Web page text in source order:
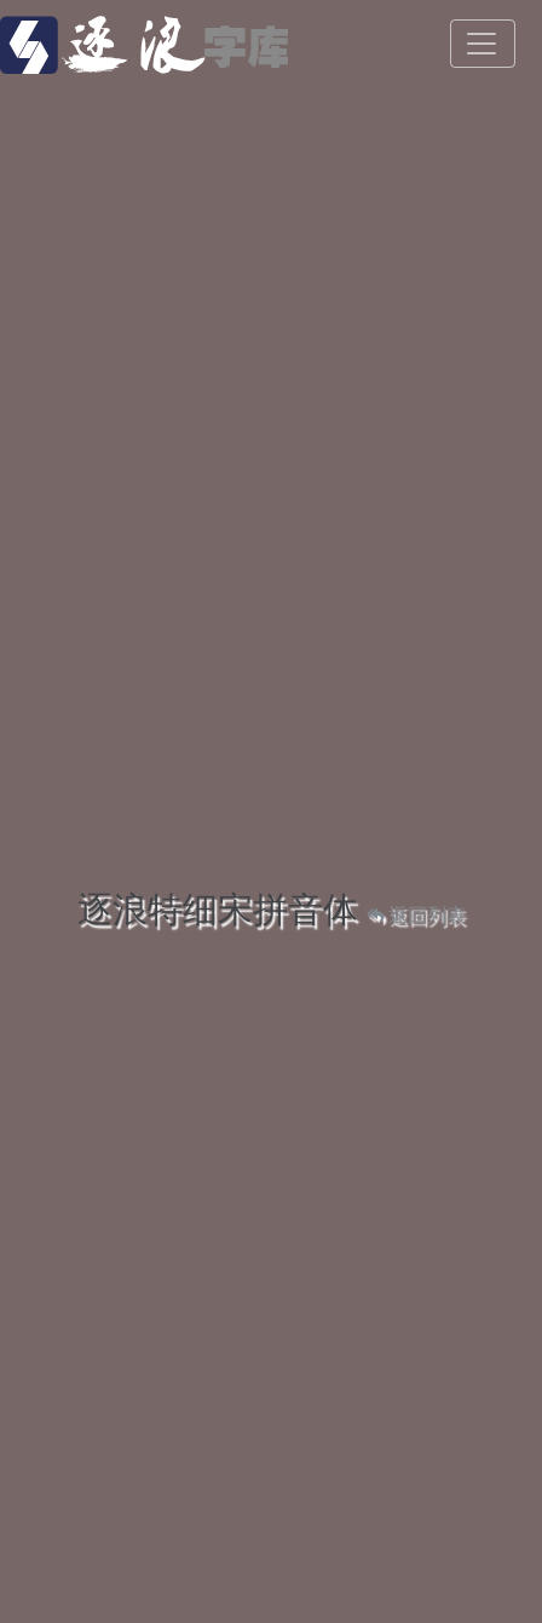
逐浪特细宋拼音体 返回列表